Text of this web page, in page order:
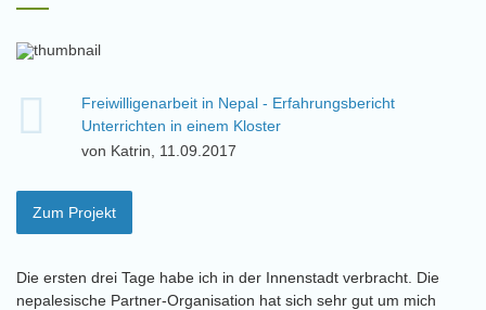
Freiwilligenarbeit in Nepal - Erfahrungsbericht
Unterrichten in einem Kloster
von Katrin, 11.09.2017
Zum Projekt
Die ersten drei Tage habe ich in der Innenstadt verbracht. Die
nepalesische Partner-Organisation hat sich sehr gut um mich